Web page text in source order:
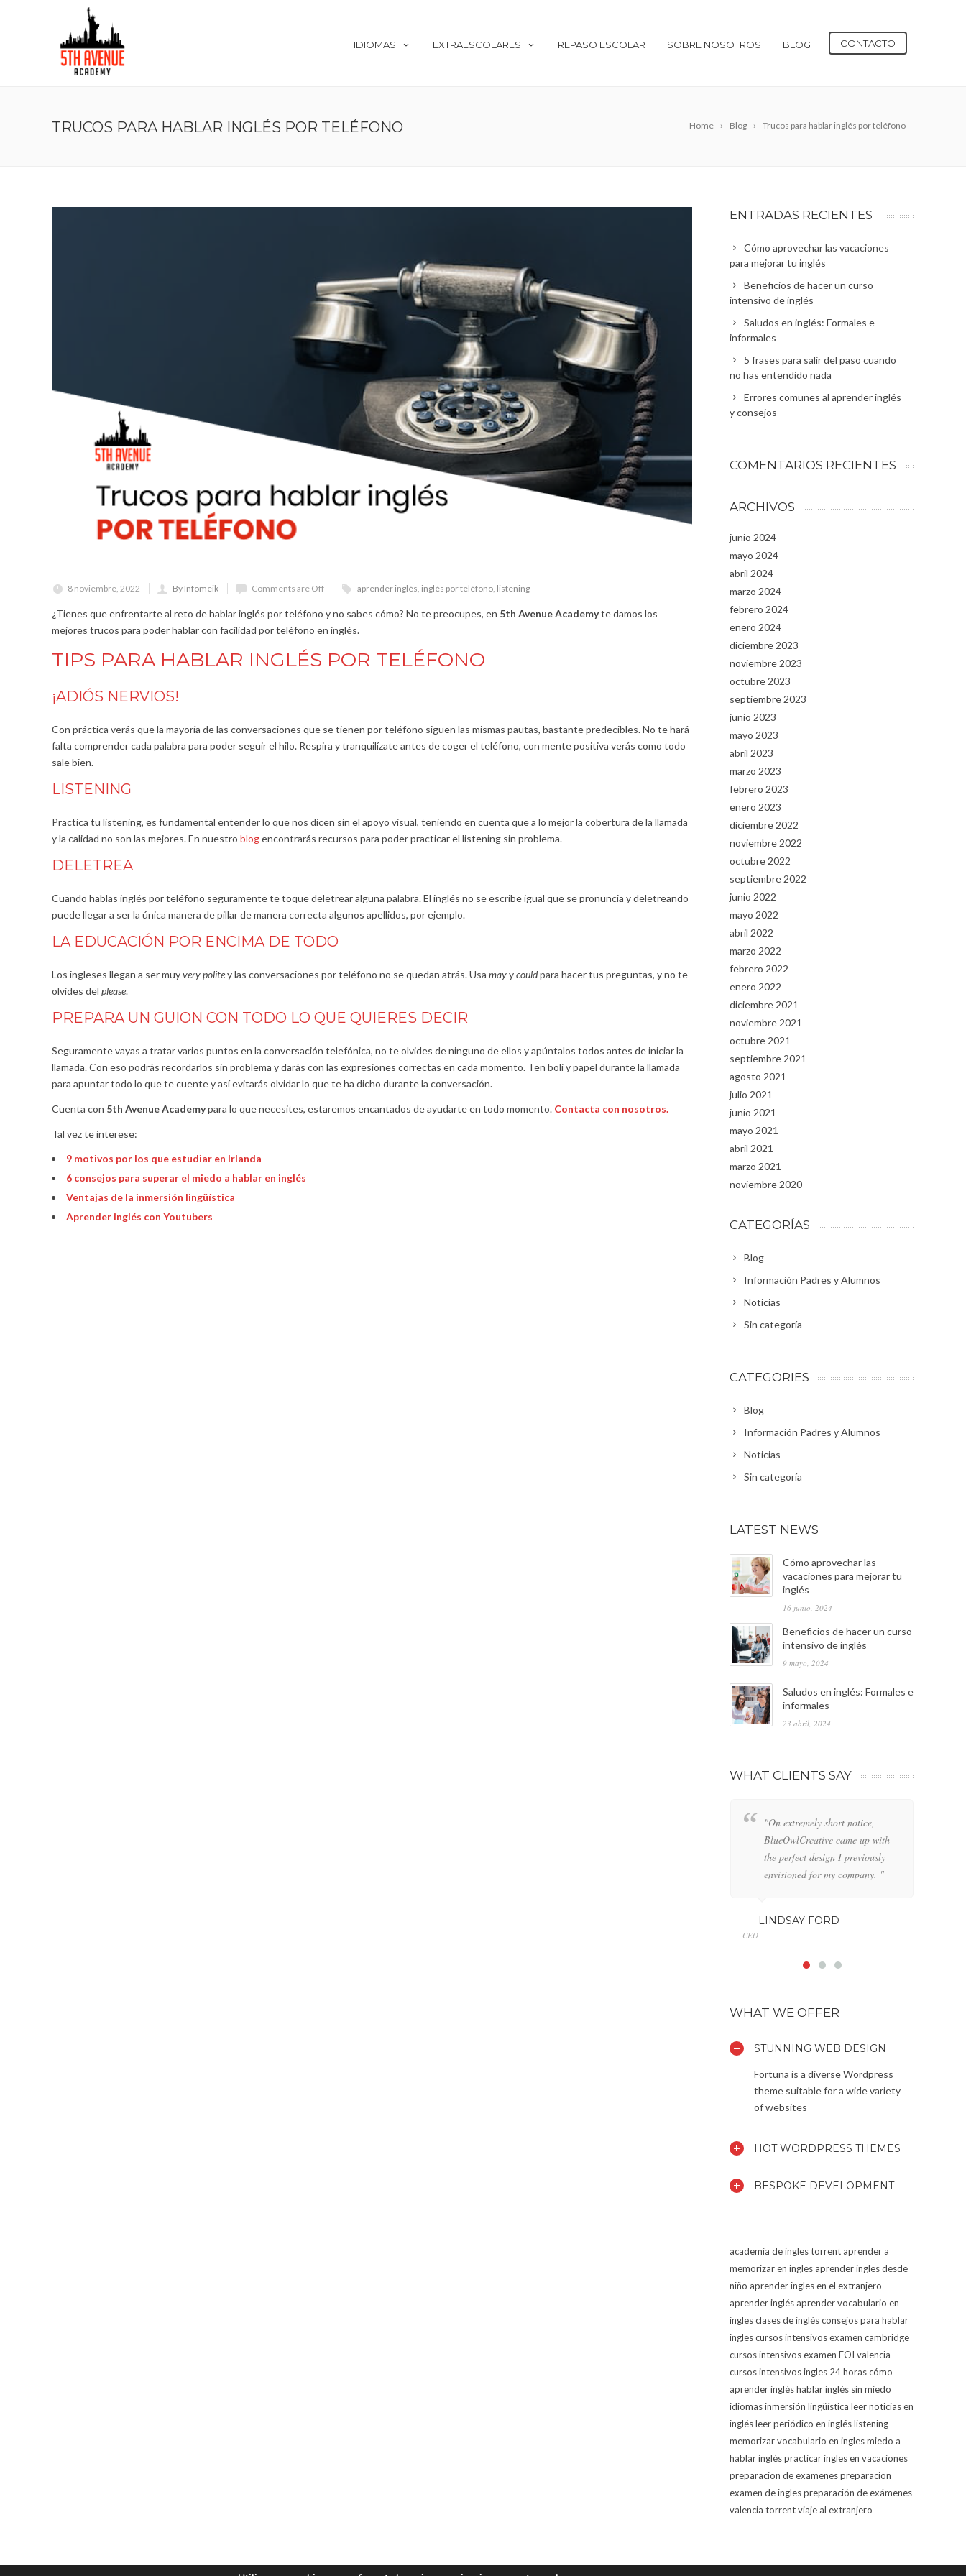
IDIOMAS EXTRAESCOLARES REPASO ESCOLAR SOBRE NOSOTROS BLOG CONTACTO
Home Blog Trucos para hablar inglés por teléfono
TRUCOS PARA HABLAR INGLÉS POR TELÉFONO
8 noviembre, 2022 By Infomeik Comments are Off aprender inglés inglés por teléfono listening
¿Tienes que enfrentarte al reto de hablar inglés por teléfono y no sabes cómo? No te preocupes, en 5th Avenue Academyte damos los
mejores trucos para poder hablar con facilidad por teléfono en inglés.
TIPS PARA HABLAR INGLÉS POR TELÉFONO
¡ADIÓS NERVIOS!
Con práctica verás que la mayoría de las conversaciones que se tienen por teléfono siguen las mismas pautas, bastante predecibles. No te hará
falta comprender cada palabra para poder seguir el hilo. Respira y tranquilízate antes de coger el teléfono, con mente positiva verás como todo
sale bien.
LISTENING
Practica tu listening, es fundamental entender lo que nos dicen sin el apoyo visual, teniendo en cuenta que a lo mejor la cobertura de la llamada
y la calidad no son las mejores. En nuestro blogencontrarás recursos para poder practicar el listening sin problema.
DELETREA
Cuando hablas inglés por teléfono seguramente te toque deletrear alguna palabra. El inglés no se escribe igual que se pronuncia y deletreando
puede llegar a ser la única manera de pillar de manera correcta algunos apellidos, por ejemplo.
LA EDUCACIÓN POR ENCIMA DE TODO
Los ingleses llegan a ser muyvery politey las conversaciones por teléfono no se quedan atrás. Usa mayycouldpara hacer tus preguntas, y no te
olvides del please.
PREPARA UN GUION CON TODO LO QUE QUIERES DECIR
Seguramente vayas a tratar varios puntos en la conversación telefónica, no te olvides de ninguno de ellos y apúntalos todos antes de iniciar la
llamada. Con eso podrás recordarlos sin problema y darás con las expresiones correctas en cada momento. Ten boli y papel durante la llamada
para apuntar todo lo que te cuente y así evitarás olvidar lo que te ha dicho durante la conversación.
Cuenta con 5th Avenue Academypara lo que necesites, estaremos encantados de ayudarte en todo momento. Contacta con nosotros.
Tal vez te interese:
9 motivos por los que estudiar en Irlanda
6 consejos para superar el miedo a hablar en inglés
Ventajas de la inmersión lingüística
Aprender inglés con Youtubers
ENTRADAS RECIENTES
Cómo aprovechar las vacaciones
para mejorar tu inglés
Beneficios de hacer un curso
intensivo de inglés
Saludos en inglés: Formales e
informales
5 frases para salir del paso cuando
no has entendido nada
Errores comunes al aprender inglés
y consejos
COMENTARIOS RECIENTES
ARCHIVOS
junio 2024
mayo 2024
abril 2024
marzo 2024
febrero 2024
enero 2024
diciembre 2023
noviembre 2023
octubre 2023
septiembre 2023
junio 2023
mayo 2023
abril 2023
marzo 2023
febrero 2023
enero 2023
diciembre 2022
noviembre 2022
octubre 2022
septiembre 2022
junio 2022
mayo 2022
abril 2022
marzo 2022
febrero 2022
enero 2022
diciembre 2021
noviembre 2021
octubre 2021
septiembre 2021
agosto 2021
julio 2021
junio 2021
mayo 2021
abril 2021
marzo 2021
noviembre 2020
CATEGORÍAS
Blog
Información Padres y Alumnos
Noticias
Sin categoría
CATEGORIES
Blog
Información Padres y Alumnos
Noticias
Sin categoría
LATEST NEWS
Cómo aprovechar las
vacaciones para mejorar tu
inglés
16 junio, 2024
Beneficios de hacer un curso
intensivo de inglés
9 mayo, 2024
Saludos en inglés: Formales e
informales
23 abril, 2024
WHAT CLIENTS SAY
"On extremely short notice,
BlueOwlCreative came up with
the perfect design I previously
envisioned for my company. "
LINDSAY FORD
CEO
WHAT WE OFFER
STUNNING WEB DESIGN
Fortuna is a diverse Wordpress
theme suitable for a wide variety
of websites
HOT WORDPRESS THEMES
BESPOKE DEVELOPMENT
academia de ingles torrent aprender a
memorizar en ingles aprender ingles desde
niño aprender ingles en el extranjero
aprender inglés aprender vocabulario en
inglesclases de inglésconsejos para hablar
inglescursos intensivos examen cambridge
cursos intensivos examen EOI valencia
cursos intensivos ingles 24 horascómo
aprender ingléshablar inglés sin miedo
idiomasinmersión lingüística leer noticias en
inglésleer periódico en ingléslistening
memorizar vocabulario en inglesmiedo a
hablar ingléspracticar ingles en vacaciones
preparacion de examenespreparacion
examen de inglespreparación de exámenes
valencia torrentviaje al extranjero